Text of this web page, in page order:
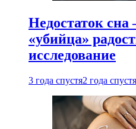
Недостаток
«убийца»
исследование
3 года спустя2 года спустя